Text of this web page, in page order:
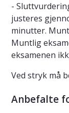
-
justeres
minutter.
Muntlig
eksamenen
Ved stryk må
Anbefalte